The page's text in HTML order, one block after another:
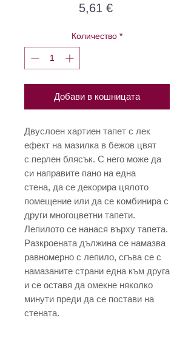
5,61 €Цена
Количество *
Добави в кошницата
Двуслоен хартиен тапет с лек
ефект на мазилка в бежов цвят
с перлен блясък. С него може да
си направите пано на една
стена, да се декорира цялото
помещение или да се комбинира с
други многоцветни тапети.
Лепилото се нанася върху тапета.
Разкроената дължина се намазва
равномерно с лепило, сгъва се с
намазаните страни една към друга
и се оставя да омекне няколко
минути преди да се постави на
стената.